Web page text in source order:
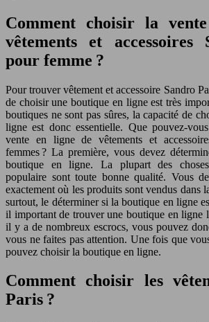
Comment choisir la
vêtements et accessoires
pour femme ?
Pour trouver vêtement et accessoire Sandro
de choisir une boutique en ligne est très
boutiques ne sont pas sûres, la capacité de
ligne est donc essentielle. Que pouvez-
vente en ligne de vêtements et
femmes ? La première, vous devez
boutique en ligne. La plupart des
populaire sont toute bonne qualité. Vous
exactement où les produits sont vendus dans
surtout, le déterminer si la boutique en ligne
il important de trouver une boutique en ligne
il y a de nombreux escrocs, vous pouvez
vous ne faites pas attention. Une fois que
pouvez choisir la boutique en ligne.
Comment choisir les
Paris ?